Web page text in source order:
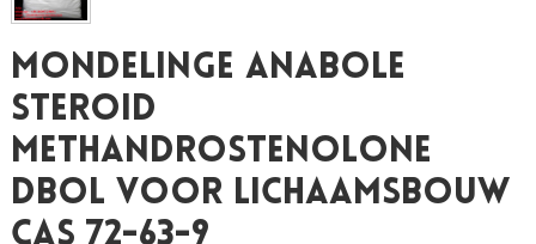
Mondelinge Anabole
Steroid
Methandrostenolone
Dbol Voor Lichaamsbouw
CAS 72-63-9